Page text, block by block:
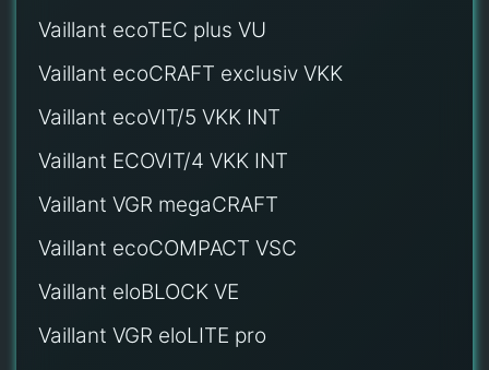
Vaillant ecoTEC plus VU
Vaillant ecoCRAFT exclusiv VKK
Vaillant ecoVIT/5 VKK INT
Vaillant ECOVIT/4 VKK INT
Vaillant VGR megaCRAFT
Vaillant ecoCOMPACT VSC
Vaillant eloBLOCK VE
Vaillant VGR eloLITE pro